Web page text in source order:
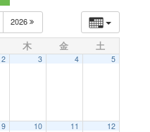
2026
木 金 土
2 3 4 5
9 10 11 12